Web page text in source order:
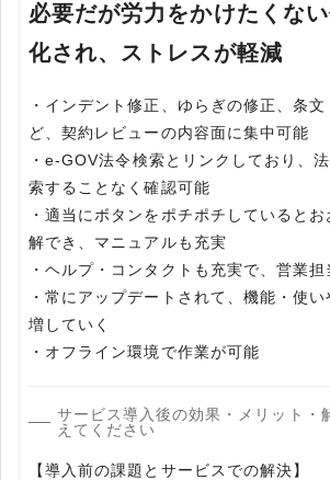
必要だが労力をかけたくな
化され、ストレスが軽減
・インデント修正、ゆらぎの修正、条
ど、契約レビューの内容面に集中可能
・e-GOV法令検索とリンクしており、
索することなく確認可能
・適当にボタンをポチポチしていると
解でき、マニュアルも充実
・ヘルプ・コンタクトも充実で、営業担
・常にアップデートされて、機能・使
増していく
・オフライン環境で作業が可能
サービス導入後の効果・メリット・
えてください
【導入前の課題とサービスでの解決】